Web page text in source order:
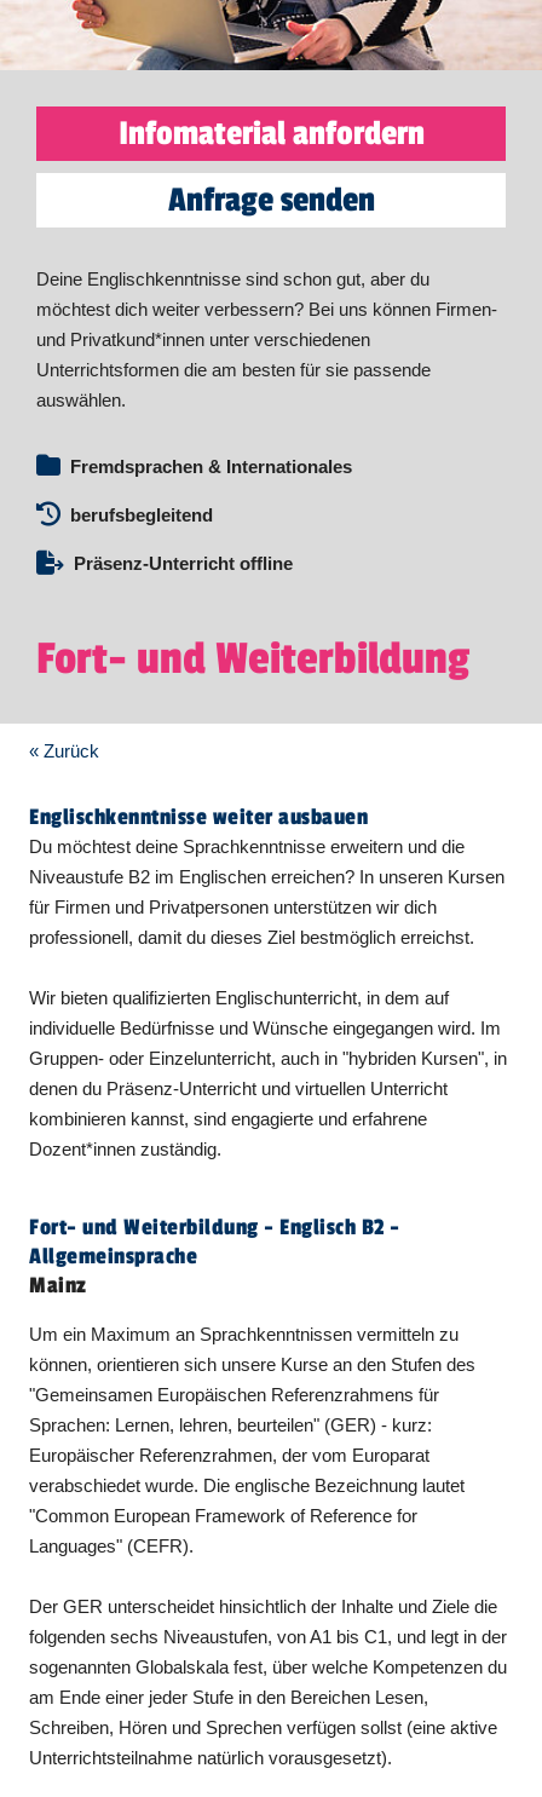
Infomaterial anfordern
Anfrage senden
Deine Englischkenntnisse sind schon gut, aber du
möchtest dich weiter verbessern? Bei uns können Firmen-
und Privatkund*innen unter verschiedenen
Unterrichtsformen die am besten für sie passende
auswählen.
Fremdsprachen & Internationales
berufsbegleitend
Präsenz-Unterricht offline
Fort- und Weiterbildung
« Zurück
Englischkenntnisse weiter ausbauen
Du möchtest deine Sprachkenntnisse erweitern und die
Niveaustufe B2 im Englischen erreichen? In unseren Kursen
für Firmen und Privatpersonen unterstützen wir dich
professionell, damit du dieses Ziel bestmöglich erreichst.
Wir bieten qualifizierten Englischunterricht, in dem auf
individuelle Bedürfnisse und Wünsche eingegangen wird. Im
Gruppen- oder Einzelunterricht, auch in "hybriden Kursen", in
denen du Präsenz-Unterricht und virtuellen Unterricht
kombinieren kannst, sind engagierte und erfahrene
Dozent*innen zuständig.
Fort- und Weiterbildung - Englisch B2 -
Allgemeinsprache
Mainz
Um ein Maximum an Sprachkenntnissen vermitteln zu
können, orientieren sich unsere Kurse an den Stufen des
"Gemeinsamen Europäischen Referenzrahmens für
Sprachen: Lernen, lehren, beurteilen" (GER) - kurz:
Europäischer Referenzrahmen, der vom Europarat
verabschiedet wurde. Die englische Bezeichnung lautet
"Common European Framework of Reference for
Languages" (CEFR).
Der GER unterscheidet hinsichtlich der Inhalte und Ziele die
folgenden sechs Niveaustufen, von A1 bis C1, und legt in der
sogenannten Globalskala fest, über welche Kompetenzen du
am Ende einer jeder Stufe in den Bereichen Lesen,
Schreiben, Hören und Sprechen verfügen sollst (eine aktive
Unterrichtsteilnahme natürlich vorausgesetzt).